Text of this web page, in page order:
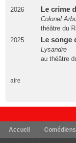
2026 Le crime
Colonel
théâtre du
2025
Le songe
Lysandre
au théâtre
aire
Accueil Comédiens